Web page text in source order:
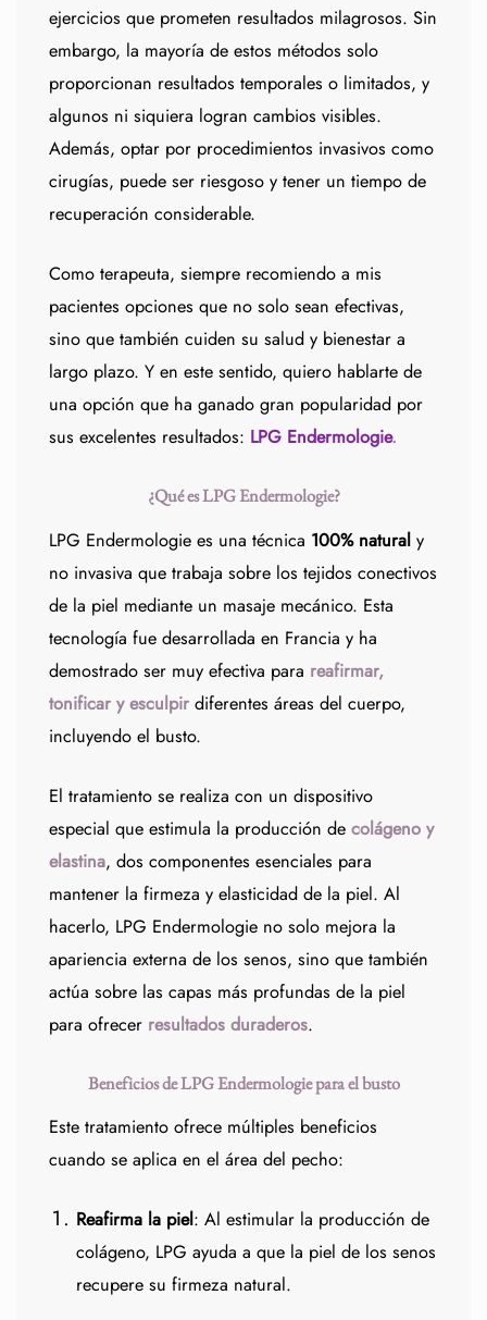
ejercicios que prometen resultados milagrosos. Sin
embargo, la mayoría de estos métodos solo
proporcionan resultados temporales o limitados, y
algunos ni siquiera logran cambios visibles.
Además, optar por procedimientos invasivos como
cirugías, puede ser riesgoso y tener un tiempo de
recuperación considerable.
Como terapeuta, siempre recomiendo a mis
pacientes opciones que no solo sean efectivas,
sino que también cuiden su salud y bienestar a
largo plazo. Y en este sentido, quiero hablarte de
una opción que ha ganado gran popularidad por
sus excelentes resultados: LPG Endermologie.
¿Qué es LPG Endermologie?
LPG Endermologie es una técnica 100% natural y
no invasiva que trabaja sobre los tejidos conectivos
de la piel mediante un masaje mecánico. Esta
tecnología fue desarrollada en Francia y ha
demostrado ser muy efectiva para reafirmar,
tonificar y esculpir diferentes áreas del cuerpo,
incluyendo el busto.
El tratamiento se realiza con un dispositivo
especial que estimula la producción de colágeno y
elastina, dos componentes esenciales para
mantener la firmeza y elasticidad de la piel. Al
hacerlo, LPG Endermologie no solo mejora la
apariencia externa de los senos, sino que también
actúa sobre las capas más profundas de la piel
para ofrecer resultados duraderos.
Beneficios de LPG Endermologie para el busto
Este tratamiento ofrece múltiples beneficios
cuando se aplica en el área del pecho:
Reafirma la piel: Al estimular la producción de
colágeno, LPG ayuda a que la piel de los senos
recupere su firmeza natural.